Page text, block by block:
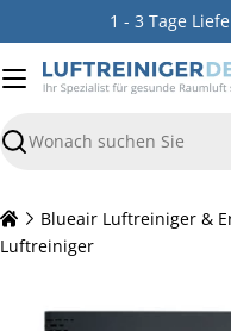
Inhalt
springen
1 - 3 Tage
Suchen
Blueair Luftreiniger &
Luftreiniger